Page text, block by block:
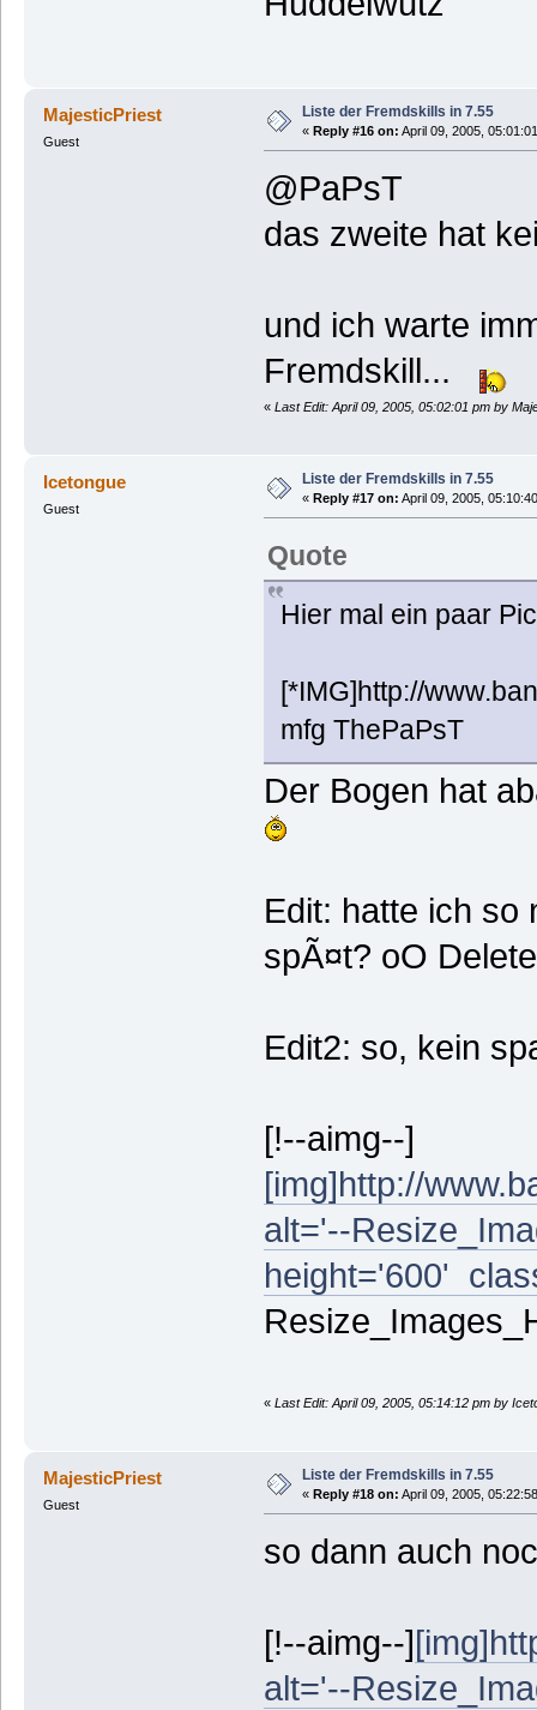
MajesticPriest
Guest
Liste der Fremdskills in 7.55
« Reply #16 on: April 09, 2005,
@PaPsT
das zweite hat
und ich warte
Fremdskill...
« Last Edit: April 09, 2005, 05:02:01 pm by
Icetongue
Guest
Liste der Fremdskills in 7.55
« Reply #17 on: April 09, 2005,
Quote
Hier mal ein paar
[*IMG]http://
mfg ThePaPsT
Der Bogen hat
Edit: hatte ich so
spÃ¤t? oO
Edit2: so, kein
[!--aimg--]
[img]http://
alt='--
height='600'
« Last Edit: April 09, 2005, 05:14:12 pm by
MajesticPriest
Guest
Liste der Fremdskills in 7.55
« Reply #18 on: April 09, 2005,
so dann auch
[!--aimg--]
alt='--